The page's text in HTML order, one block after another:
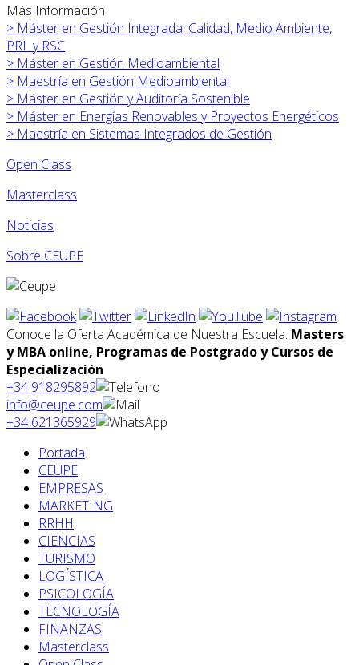
Más Información
> Máster en Gestión Integrada: Calidad, Medio Ambiente,
PRL y RSC
> Máster en Gestión Medioambiental
> Maestría en Gestión Medioambiental
> Máster en Gestión y Auditoría Sostenible
> Máster en Energías Renovables y Proyectos Energéticos
> Maestría en Sistemas Integrados de Gestión
Open Class
Masterclass
Noticias
Sobre CEUPE
Conoce la Oferta Académica de Nuestra Escuela: Masters
y MBA online, Programas de Postgrado y Cursos de
Especialización
+34 918295892
info@ceupe.com
+34 621365929
Portada
CEUPE
EMPRESAS
MARKETING
RRHH
CIENCIAS
TURISMO
LOGÍSTICA
PSICOLOGÍA
TECNOLOGÍA
FINANZAS
Masterclass